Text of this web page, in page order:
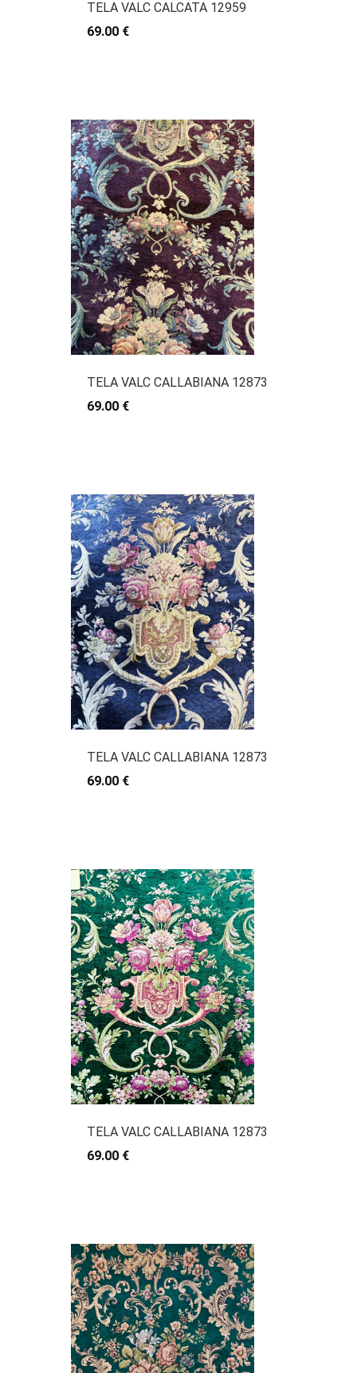
TELA VALC CALCATA 12959
69.00 €
TELA VALC CALLABIANA 12873
69.00 €
TELA VALC CALLABIANA 12873
69.00 €
TELA VALC CALLABIANA 12873
69.00 €